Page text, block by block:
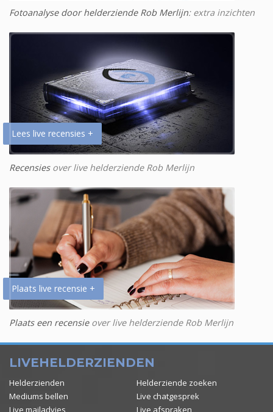
Fotoanalyse door helderziende Rob Merlijn: extra inzichten
Lees live recensies +
Recensiesover live helderziende Rob Merlijn
Plaats live recensie +
Plaats een recensieover live helderziende Rob Merlijn
LIVEHELDERZIENDEN
Helderzienden
Helderziende zoeken
Mediums bellen
Live chatgesprek
Live mailadvies
Live afspraken